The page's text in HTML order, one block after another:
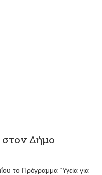
στον Δήμο
το Πρόγραμμα “Υγεία για